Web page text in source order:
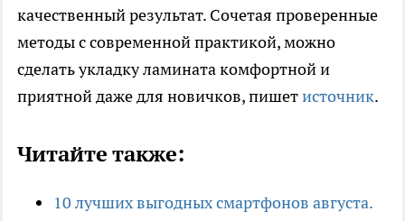
качественный результат. Сочетая проверенные
методы с современной практикой, можно
сделать укладку ламината комфортной и
приятной даже для новичков, пишетисточник.
Читайте также:
10 лучших выгодных смартфонов августа.